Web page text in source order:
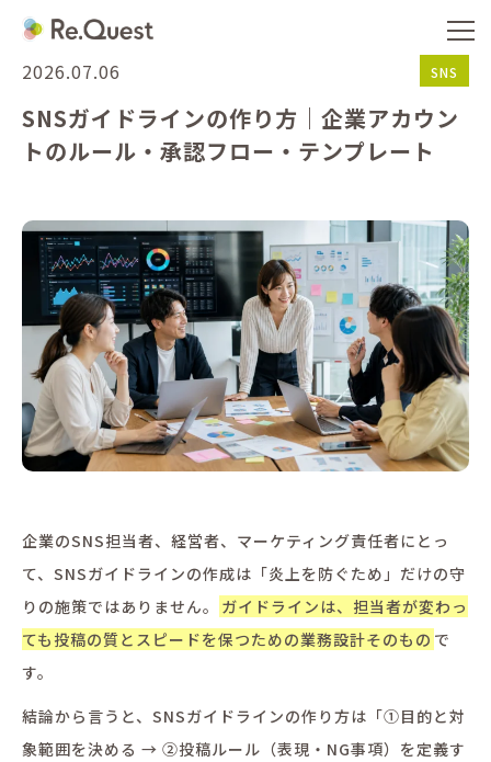
2026.07.06 SNS
SNSガイドラインの作り方｜企業アカウン
トのルール・承認フロー・テンプレート
企業のSNS担当者、経営者、マーケティング責任者にとっ
て、SNSガイドラインの作成は「炎上を防ぐため」だけの守
りの施策ではありません。
ガイドラインは、担当者が変わっ
ても投稿の質とスピードを保つための業務設計そのもの で
す。
結論から言うと、SNSガイドラインの作り方は「①目的と対
象範囲を決める → ②投稿ルール（表現・NG事項）を定義す